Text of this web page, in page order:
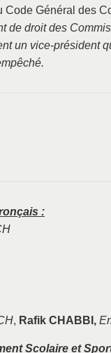
Code Général des
de droit des
un vice-président
:
, Rafik CHABBI,
Scolaire et